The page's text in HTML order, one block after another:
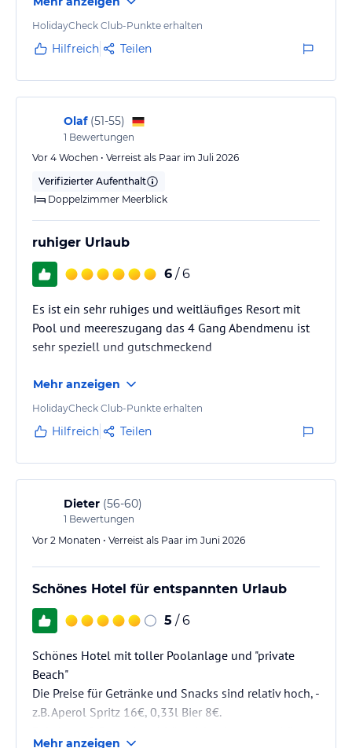
HolidayCheck Club-Punkte erhalten
Hilfreich Teilen
Olaf (51-55)
1 Bewertungen
Vor 4 Wochen • Verreist als Paar im Juli 2026
Verifizierter Aufenthalt
Doppelzimmer Meerblick
ruhiger Urlaub
6 / 6
Es ist ein sehr ruhiges und weitläufiges Resort mit
Pool und meereszugang das 4 Gang Abendmenu ist
sehr speziell und gutschmeckend
Mehr anzeigen
HolidayCheck Club-Punkte erhalten
Hilfreich Teilen
Dieter (56-60)
1 Bewertungen
Vor 2 Monaten • Verreist als Paar im Juni 2026
Schönes Hotel für entspannten Urlaub
5 / 6
Schönes Hotel mit toller Poolanlage und "private
Beach"
Die Preise für Getränke und Snacks sind relativ hoch, -
z.B. Aperol Spritz 16€, 0,33l Bier 8€.
Mehr anzeigen